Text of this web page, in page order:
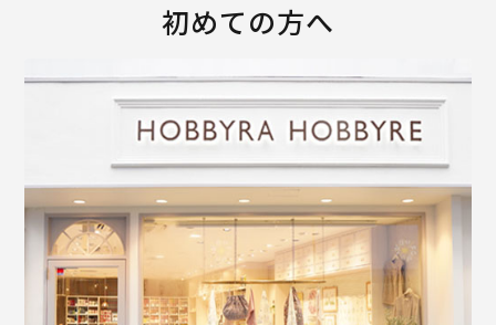
初めての方へ